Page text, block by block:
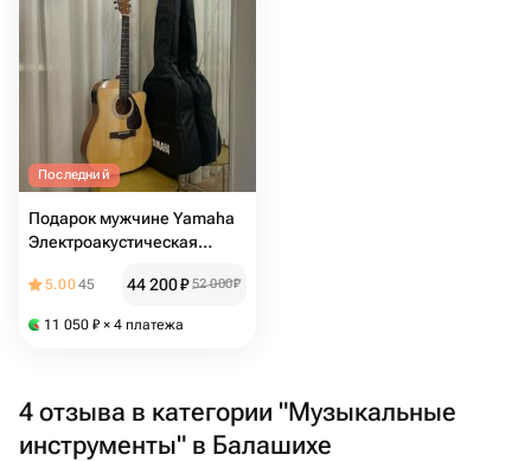
Последний
Подарок мужчине Yamaha
Электроакустическая
чехлом
5.0045 44 200₽ 52 000₽
11 050 ₽ × 4 платежа
4 отзыва в категории "Музыкальные
инструменты" в Балашихе